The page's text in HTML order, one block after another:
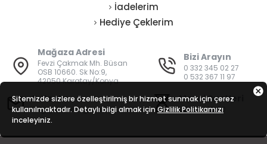
İadelerim
Hediye Çeklerim
Mağaza Adresi
Fevzi Çakmak Mh. Büsan
OSB 10660. Sk No:9,
42050 Karatay/Konya
Bizi Arayın
0 332 345 02 27
0 532 367 11 97
E-Posta
bilgi@vatanisguvenligi.com
Mesai Saatleri
08:00 - 19:00
Sitemizde sizlere özelleştirilmiş bir hizmet sunmak için çerez
kullanılmaktadır. Detaylı bilgi almak için Gizlilik Politikamızı
inceleyiniz.